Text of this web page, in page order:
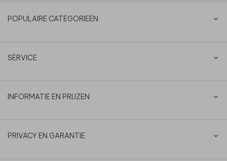
POPULAIRE CATEGORIEËN
SERVICE
INFORMATIE EN PRIJZEN
PRIVACY EN GARANTIE